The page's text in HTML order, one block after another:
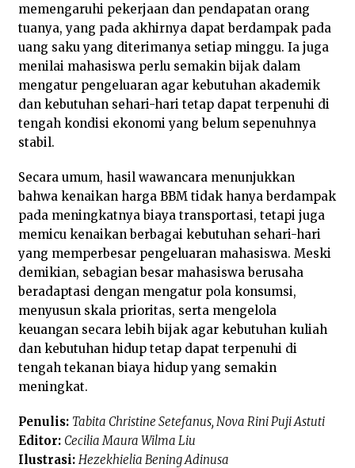
memengaruhi pekerjaan dan pendapatan orang
tuanya, yang pada akhirnya dapat berdampak pada
uang saku yang diterimanya setiap minggu. Ia juga
menilai mahasiswa perlu semakin bijak dalam
mengatur pengeluaran agar kebutuhan akademik
dan kebutuhan sehari-hari tetap dapat terpenuhi di
tengah kondisi ekonomi yang belum sepenuhnya
stabil.
Secara umum, hasil wawancara menunjukkan
bahwa kenaikan harga BBM tidak hanya berdampak
pada meningkatnya biaya transportasi, tetapi juga
memicu kenaikan berbagai kebutuhan sehari-hari
yang memperbesar pengeluaran mahasiswa. Meski
demikian, sebagian besar mahasiswa berusaha
beradaptasi dengan mengatur pola konsumsi,
menyusun skala prioritas, serta mengelola
keuangan secara lebih bijak agar kebutuhan kuliah
dan kebutuhan hidup tetap dapat terpenuhi di
tengah tekanan biaya hidup yang semakin
meningkat.
Penulis: Tabita Christine Setefanus, Nova Rini Puji Astuti
Editor: Cecilia Maura Wilma Liu
Ilustrasi: Hezekhielia Bening Adinusa